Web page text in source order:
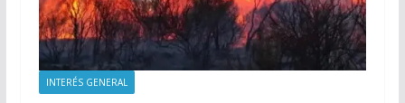
INTERÉS GENERAL